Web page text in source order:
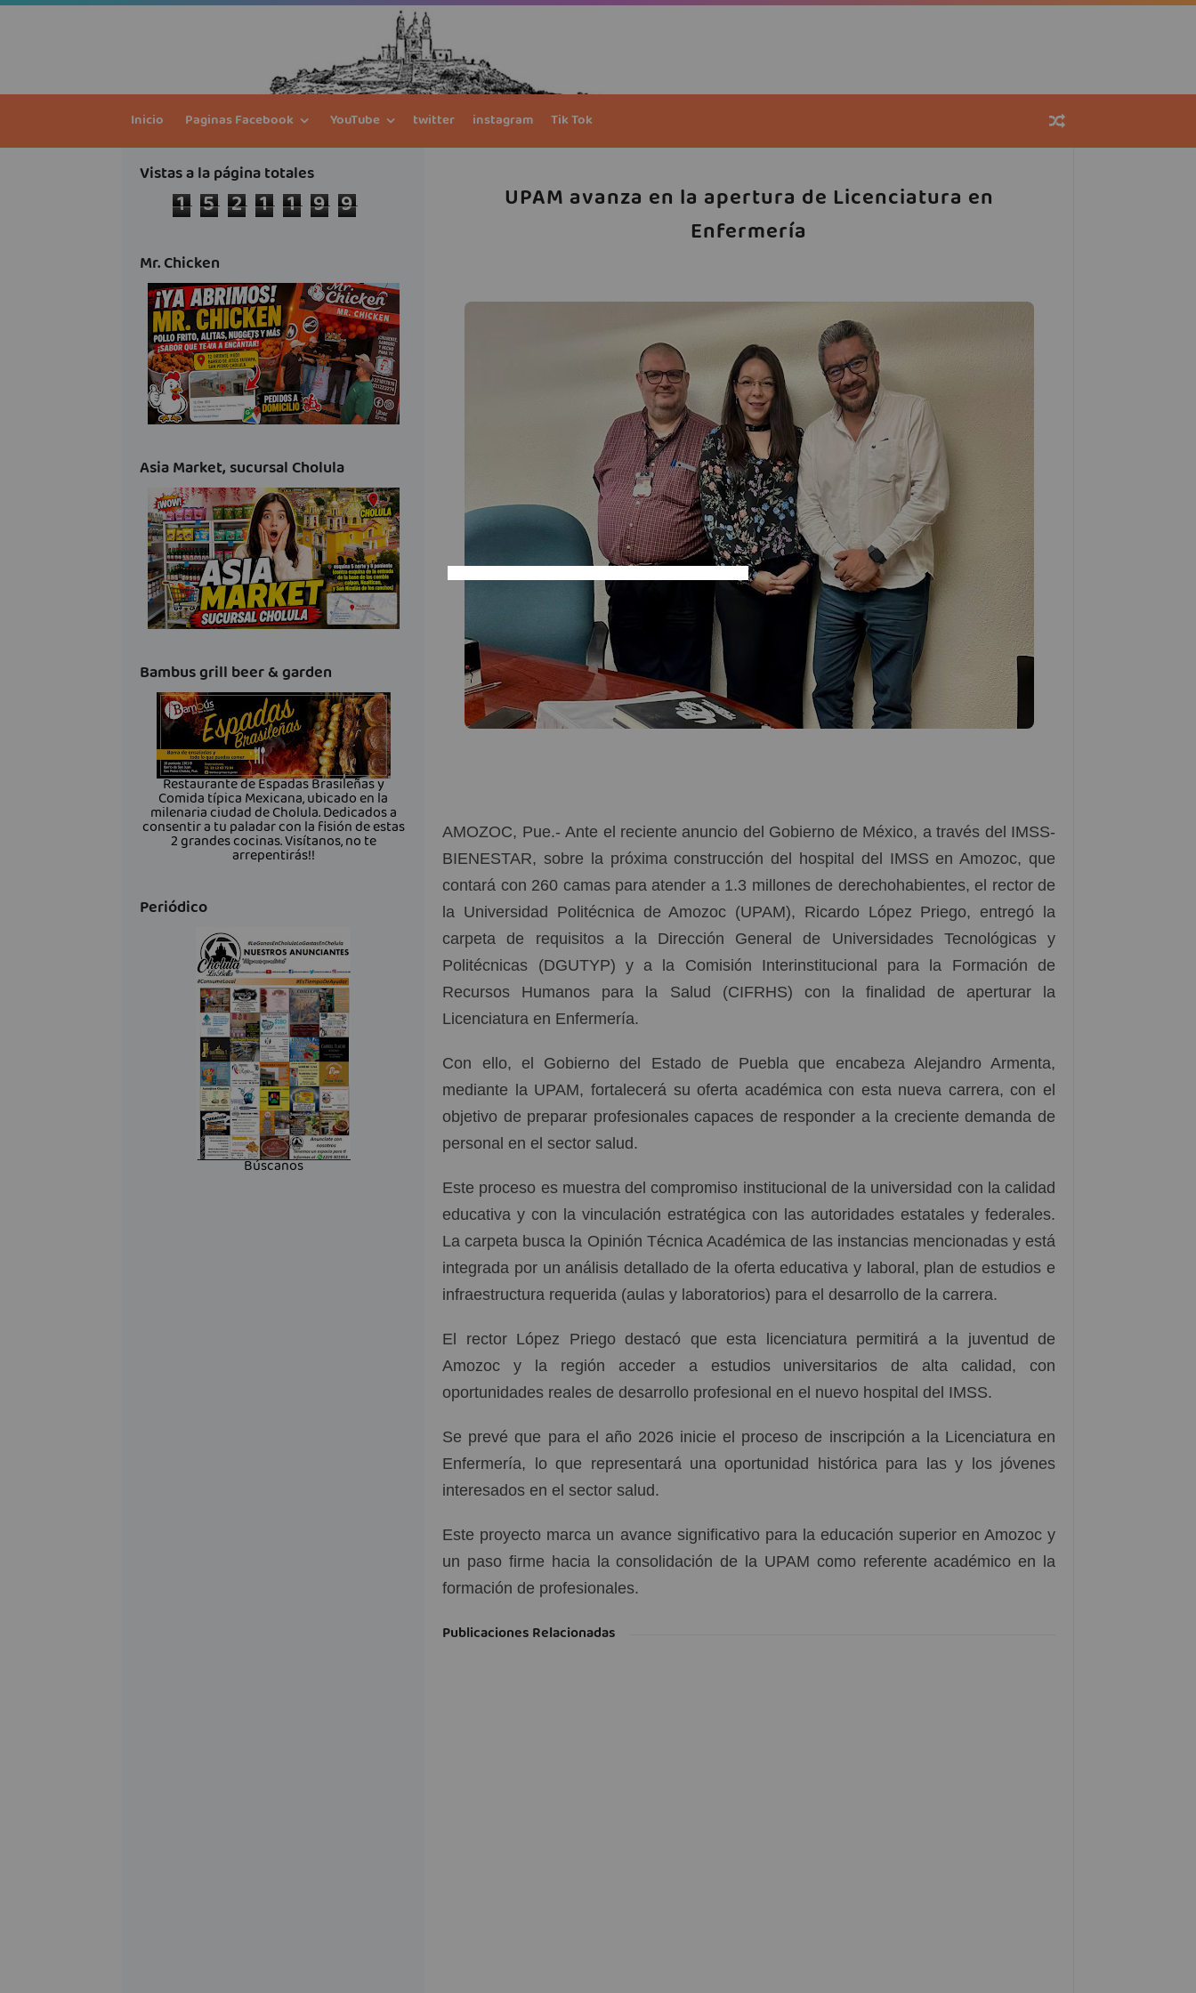
Inicio Paginas Facebook YouTube twitter instagram Tik Tok
UPAM avanza en la apertura de Licenciatura en
Enfermería
AMOZOC, Pue.- Ante el reciente anuncio del Gobierno de México, a través del IMSS-
BIENESTAR, sobre la próxima construcción del hospital del IMSS en Amozoc, que
contará con 260 camas para atender a 1.3 millones de derechohabientes, el rector de
la Universidad Politécnica de Amozoc (UPAM), Ricardo López Priego, entregó la
carpeta de requisitos a la Dirección General de Universidades Tecnológicas y
Politécnicas (DGUTYP) y a la Comisión Interinstitucional para la Formación de
Recursos Humanos para la Salud (CIFRHS) con la finalidad de aperturar la
Licenciatura en Enfermería.
Con ello, el Gobierno del Estado de Puebla que encabeza Alejandro Armenta,
mediante la UPAM, fortalecerá su oferta académica con esta nueva carrera, con el
objetivo de preparar profesionales capaces de responder a la creciente demanda de
personal en el sector salud.
Este proceso es muestra del compromiso institucional de la universidad con la calidad
educativa y con la vinculación estratégica con las autoridades estatales y federales.
La carpeta busca la Opinión Técnica Académica de las instancias mencionadas y está
integrada por un análisis detallado de la oferta educativa y laboral, plan de estudios e
infraestructura requerida (aulas y laboratorios) para el desarrollo de la carrera.
El rector López Priego destacó que esta licenciatura permitirá a la juventud de
Amozoc y la región acceder a estudios universitarios de alta calidad, con
oportunidades reales de desarrollo profesional en el nuevo hospital del IMSS.
Se prevé que para el año 2026 inicie el proceso de inscripción a la Licenciatura en
Enfermería, lo que representará una oportunidad histórica para las y los jóvenes
interesados en el sector salud.
Este proyecto marca un avance significativo para la educación superior en Amozoc y
un paso firme hacia la consolidación de la UPAM como referente académico en la
formación de profesionales.
Publicaciones Relacionadas
Vistas a la página totales
1 5 2 1 1 9 9
Mr. Chicken
Asia Market, sucursal Cholula
Bambus grill beer & garden
Restaurante de Espadas Brasileñas y
Comida típica Mexicana, ubicado en la
milenaria ciudad de Cholula. Dedicados a
consentir a tu paladar con la fisión de estas
2 grandes cocinas. Visítanos, no te
arrepentirás!!
Periódico
Búscanos